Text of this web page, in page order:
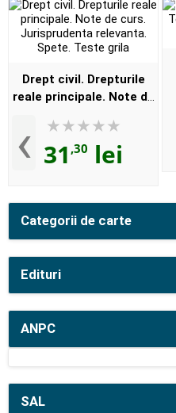
Categorii de carte
Edituri
ANPC
SAL
‹
Drept civil. Drepturile
reale principale. Note de
relevanta. Spete. Teste
grila
31 ,30 lei